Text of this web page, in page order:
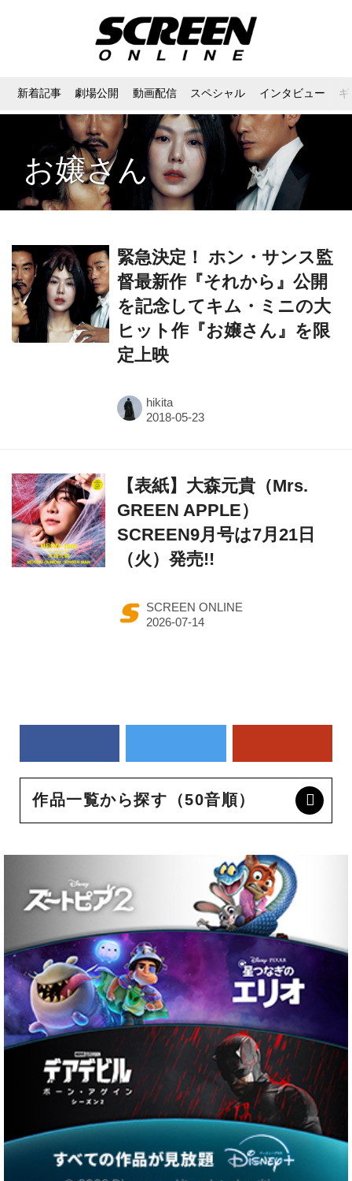
新着記事 劇場公開 動画配信 スペシャル インタビュー
お嬢さん
緊急決定！ ホン・サンス監
督最新作『それから』公開
を記念してキム・ミニの大
ヒット作『お嬢さん』を限
定上映
hikita
【表紙】大森元貴（Mrs.
GREEN APPLE）
SCREEN9月号は7月21日
（火）発売!!
SCREEN ONLINE
作品一覧から探す（50音順）